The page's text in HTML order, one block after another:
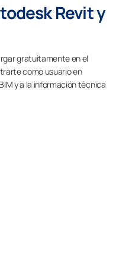
Revit y
gratuitamente en el
como usuario en
y a la información técnica